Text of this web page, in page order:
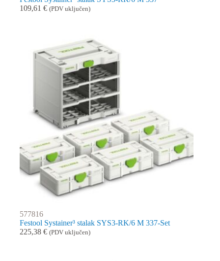
109,61 € (PDV uključen)
577816
Festool Systainer³ stalak SYS3-RK/6 M 337-Set
225,38 € (PDV uključen)